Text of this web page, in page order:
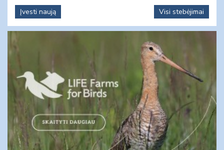
Įvesti naują
Visi stebėjimai